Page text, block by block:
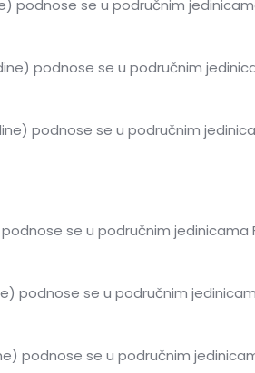
podnose se u područnim
podnose se u područnim
podnose se u područnim
podnose se u područnim
podnose se u područnim
podnose se u područnim